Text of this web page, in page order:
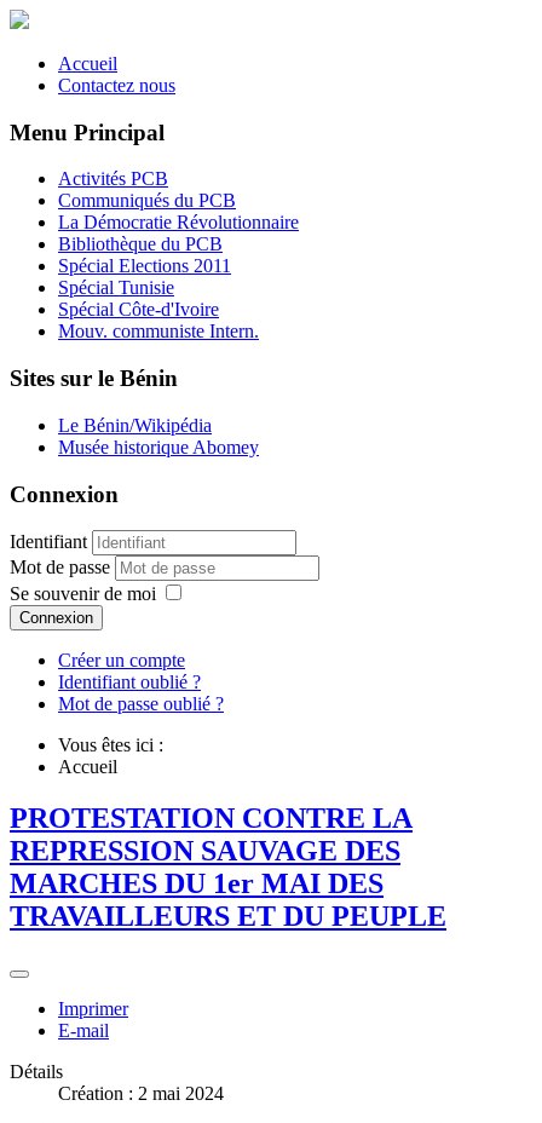
Accueil
Contactez nous
Menu Principal
Activités PCB
Communiqués du PCB
La Démocratie Révolutionnaire
Bibliothèque du PCB
Spécial Elections 2011
Spécial Tunisie
Spécial Côte-d'Ivoire
Mouv. communiste Intern.
Sites sur le Bénin
Le Bénin/Wikipédia
Musée historique Abomey
Connexion
Identifiant
Mot de passe
Se souvenir de moi
Connexion
Créer un compte
Identifiant oublié ?
Mot de passe oublié ?
Vous êtes ici :
Accueil
PROTESTATION CONTRE LA
REPRESSION SAUVAGE DES
MARCHES DU 1er MAI DES
TRAVAILLEURS ET DU PEUPLE
Imprimer
E-mail
Détails
Création : 2 mai 2024